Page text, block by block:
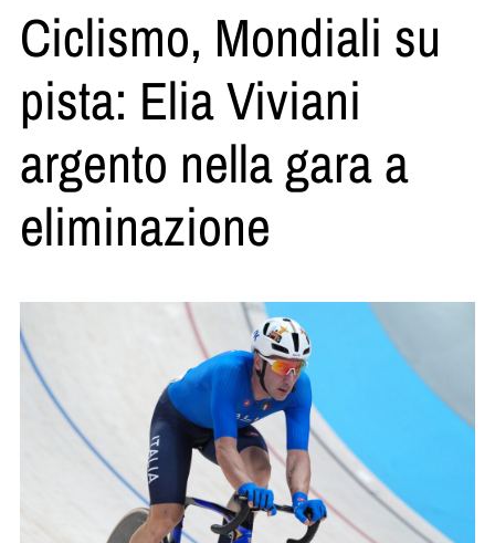
Ciclismo, Mondiali su
pista: Elia Viviani
argento nella gara a
eliminazione